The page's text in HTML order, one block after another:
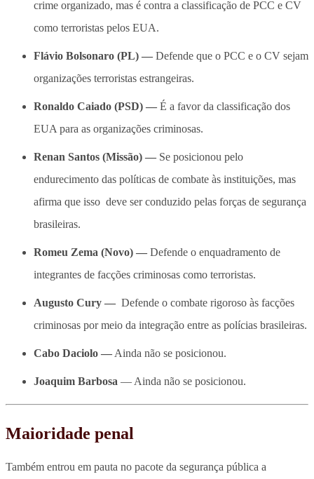
crime organizado, mas é contra a classificação de PCC e CV
como terroristas pelos EUA.
Flávio Bolsonaro (PL) — Defende que o PCC e o CV sejam
organizações terroristas estrangeiras.
Ronaldo Caiado (PSD) — É a favor da classificação dos
EUA para as organizações criminosas.
Renan Santos (Missão) — Se posicionou pelo
endurecimento das políticas de combate às instituições, mas
afirma que isso deve ser conduzido pelas forças de segurança
brasileiras.
Romeu Zema (Novo) — Defende o enquadramento de
integrantes de facções criminosas como terroristas.
Augusto Cury — Defende o combate rigoroso às facções
criminosas por meio da integração entre as polícias brasileiras.
Cabo Daciolo — Ainda não se posicionou.
Joaquim Barbosa — Ainda não se posicionou.
Maioridade penal
Também entrou em pauta no pacote da segurança pública a